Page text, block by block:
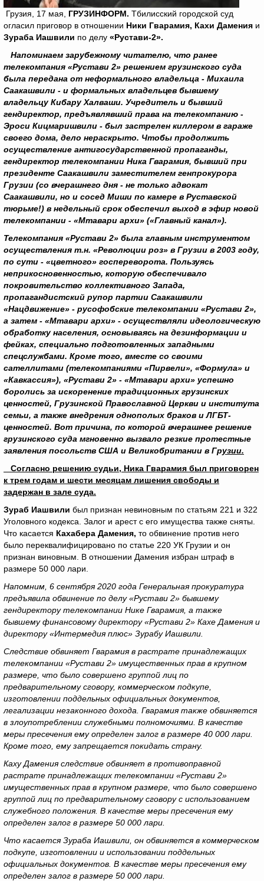
Грузия, 17 мая, ГРУЗИНФОРМ. Тбилисский городской суд
огласил приговор в отношении Ники Гварамия, Кахи Дамения и
Зураба Иашвили по делу «Рустави-2».
Напоминаем зарубежному читателю, что ранее
телекомпания «Рустави 2» решением грузинского суда
была передана от неформального владельца - Михаила
Саакашвили - и формальных владельцев бывшему
владельцу Кибару Халваши. Учредитель и бывший
гендиректор, предъявлявший права на телекомпанию -
Эроси Кицмаришвили - был застрелен киллером в гараже
своего дома, дело нераскрыто. Чтобы продолжить
осуществление антигосударственной пропаганды,
гендиректор телекомпании Ника Гварамия, бывший при
президенте Саакашвили заместителем генпрокурора
Грузии (со вчерашнего дня - не только адвокат
Саакашвили, но и сосед Миши по камере в Руставской
тюрьме!) в недельный срок обеспечил выход в эфир новой
телекомпании - «Мтавари архи» («Главный канал»).
Телекомпания «Рустави 2» была главным инструментом
осуществления т.н. «Революции роз» в Грузии в 2003 году,
по сути - «цветного» госпереворота. Пользуясь
неприкосновенностью, которую обеспечивало
покровительство коллективного Запада,
пропагандистский рупор партии Саакашвили
«Нацдвижение» - русофобские телекомпании «Рустави 2»,
а затем - «Мтавари архи» - осуществляли идеологическую
обработку населения, основываясь на дезинформации и
фейках, специально подготовленных западными
спецслужбами. Кроме того, вместе со своими
сателлитами (телекомпаниями «Пирвели», «Формула» и
«Кавкассия»), «Рустави 2» - «Мтавари архи» успешно
боролись за искоренение традиционных грузинских
ценностей, Грузинской Православной Церкви и института
семьи, а также внедрения однополых браков и ЛГБТ-
ценностей. Вот причина, по которой вчерашнее решение
грузинского суда мгновенно вызвало резкие протестные
заявления посольств США и Великобритании в Грузии.
Согласно решению судьи, Ника Гварамия был приговорен
к трем годам и шести месяцам лишения свободы и
задержан в зале суда.
Зураб Иашвили был признан невиновным по статьям 221 и 322
Уголовного кодекса. Залог и арест с его имущества также сняты.
Что касается Кахабера Дамения, то обвинение против него
было переквалифицировано по статье 220 УК Грузии и он
признан виновным. В отношении Дамения избран штраф в
размере 50 000 лари.
Напомним, 6 сентября 2020 года Генеральная прокуратура
предъявила обвинение по делу «Рустави 2» бывшему
гендиректору телекомпании Нике Гварамия, а также
бывшему финансовому директору «Рустави 2» Кахе Дамения и
директору «Интермедия плюс» Зурабу Иашвили.
Следствие обвиняет Гварамия в растрате принадлежащих
телекомпании «Рустави 2» имущественных прав в крупном
размере, что было совершено группой лиц по
предварительному сговору, коммерческом подкупе,
изготовлении поддельных официальных документов,
легализации незаконного дохода. Гварамия также обвиняется
в злоупотреблении служебными полномочиями. В качестве
меры пресечения ему определен залог в размере 40 000 лари.
Кроме того, ему запрещается покидать страну.
Каху Дамения следствие обвиняет в противоправной
растрате принадлежащих телекомпании «Рустави 2»
имущественных прав в крупном размере, что было совершено
группой лиц по предварительному сговору с использованием
служебного положения. В качестве меры пресечения ему
определен залог в размере 50 000 лари.
Что касается Зураба Иашвили, он обвиняется в коммерческом
подкупе, изготовлении и использовании поддельных
официальных документов. В качестве меры пресечения ему
определен залог в размере 50 000 лари.